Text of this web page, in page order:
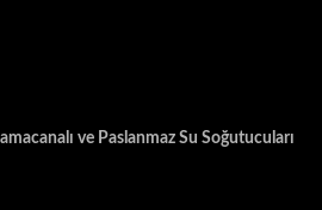
ve Paslanmaz Su Soğutucuları